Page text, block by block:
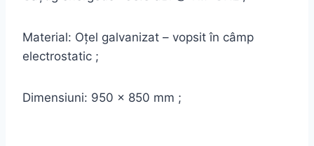
Material: Oţel galvanizat – vopsit în câmp
electrostatic ;
Dimensiuni: 950 x 850 mm ;